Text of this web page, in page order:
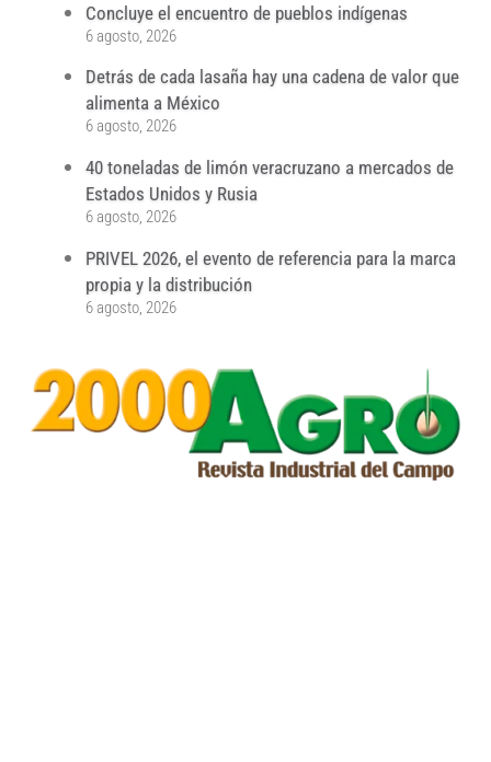
Concluye el encuentro de pueblos indígenas
6 agosto, 2026
Detrás de cada lasaña hay una cadena de valor que
alimenta a México
6 agosto, 2026
40 toneladas de limón veracruzano a mercados de
Estados Unidos y Rusia
6 agosto, 2026
PRIVEL 2026, el evento de referencia para la marca
propia y la distribución
6 agosto, 2026